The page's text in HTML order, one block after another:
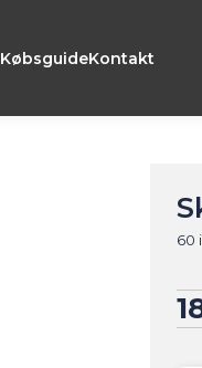
KøbsguideKontakt
60